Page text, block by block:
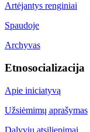
Artėjantys renginiai
Spaudoje
Archyvas
Etnosocializacija
Apie iniciatyvą
Užsiėmimų aprašymas
Dalyvių atsiliepimai